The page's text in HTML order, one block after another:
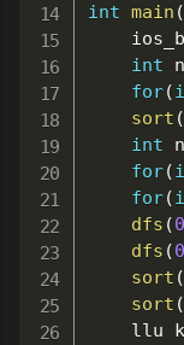
int main (
int n
for(
sort (
int
for(
for(
dfs (0
dfs (0
sort (
sort (
	llu k